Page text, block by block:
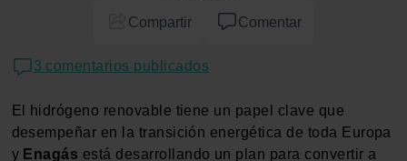
Compartir Comentar
3 comentarios publicados
El hidrógeno renovable tiene un papel clave que
desempeñar en la transición energética de toda Europa
y Enagás está desarrollando un plan para convertir a